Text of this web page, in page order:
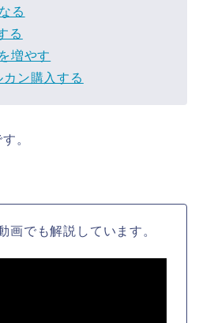
る
る
増やす
カン購入する
。
画でも解説しています。